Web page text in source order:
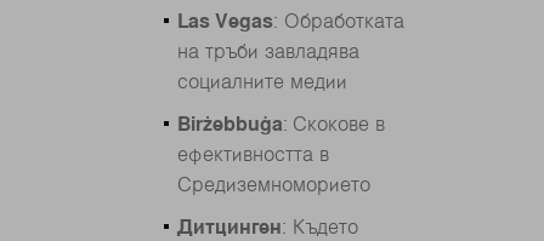
Las Vegas: Обработката
на тръби завладява
социалните медии
Birżebbuġa: Скокове в
ефективността в
Средиземноморието
Дитцинген: Където